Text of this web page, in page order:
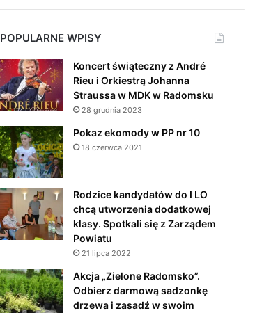
POPULARNE WPISY
Koncert świąteczny z André
Rieu i Orkiestrą Johanna
Straussa w MDK w Radomsku
28 grudnia 2023
Pokaz ekomody w PP nr 10
18 czerwca 2021
Rodzice kandydatów do I LO
chcą utworzenia dodatkowej
klasy. Spotkali się z Zarządem
Powiatu
21 lipca 2022
Akcja „Zielone Radomsko”.
Odbierz darmową sadzonkę
drzewa i zasadź w swoim